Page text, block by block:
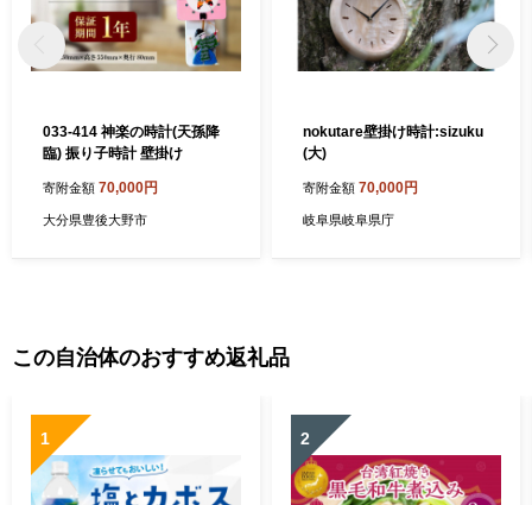
033-414 神楽の時計(天孫降
臨) 振り子時計 壁掛け
寄附金額 70,000円
大分県豊後大野市
nokutare壁掛け時計:sizuku
(大)
寄附金額 70,000円
岐阜県岐阜県庁
この自治体のおすすめ返礼品
1 2